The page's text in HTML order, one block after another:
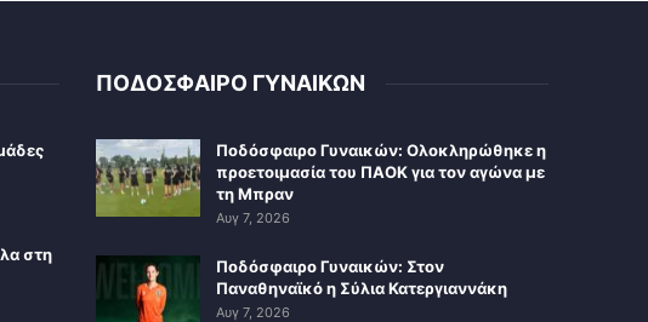
στη
ΠΟΔΟΣΦΑΙΡΟ ΓΥΝΑΙΚΩΝ
Ποδόσφαιρο Γυναικών: Ολοκληρώθηκε η
προετοιμασία του ΠΑΟΚ για τον αγώνα με
τη Μπραν
Αυγ 7, 2026
Ποδόσφαιρο Γυναικών: Στον
Παναθηναϊκό η Σύλια Κατεργιαννάκη
Αυγ 7, 2026